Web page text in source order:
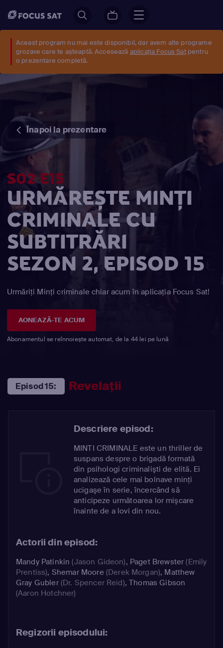
Aceast program nu mai este disponibil, dar avem alte programe
grozave care te așteaptă. Accesează aplicația Focus Satpentru
o prezentare completă.
Înapoi la prezentare
S02 E15
URMĂREȘTE MINŢI
CRIMINALE CU
SUBTITRĂRI
SEZON 2, EPISOD 15
Urmăriți Minţi criminale chiar acum în aplicația Focus Sat!
AONEAZĂ-TE ACUM
Abonamentul se reînnoiește automat, de la 44 lei pe lună
Episod 15: Revelaţii
Descriere episod:
MINTI CRIMINALE este un thriller de
suspans despre o brigadă formată
din psihologi criminalişti de elită. Ei
analizează cele mai bolnave minţi
ucigaşe în serie, încercând să
anticipeze următoarea lor mişcare
înainte de a lovi din nou.
Actorii din episod:
Mandy Patinkin (Jason Gideon), Paget Brewster (Emily
Prentiss), Shemar Moore (Derek Morgan), Matthew
Gray Gubler(Dr. Spencer Reid),Thomas Gibson
(Aaron Hotchner)
Regizorii episodului: